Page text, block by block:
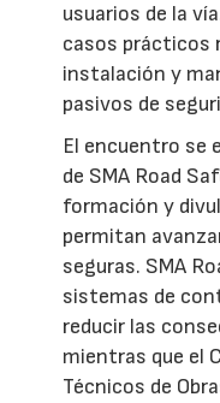
usuarios de la
casos prácticos
instalación y
pasivos de
El encuentro se
de SMA Road
formación y
permitan
seguras. SMA
sistemas de
reducir las
mientras que el
Técnicos de